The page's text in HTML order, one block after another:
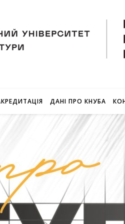
ДАНІ ПРО КНУБА